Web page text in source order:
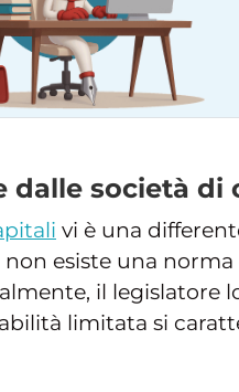
dalle società di
vi è una
esiste una
il legislatore
limitata si